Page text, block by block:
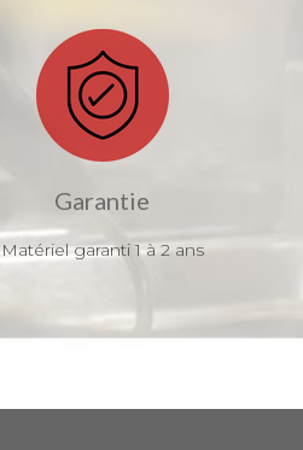
Garantie
Matériel garanti 1 à 2 ans